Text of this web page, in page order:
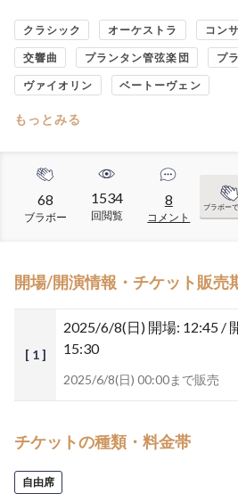
クラシック オーケストラ コン
交響曲 プランタン管弦楽団 プ
ヴァイオリン ベートーヴェン
もっとみる
68
ブラボー
1534
回閲覧
8
コメント
ブラボー
開場/開演情報・チケット販売
[ 1 ]
2025/6/8(日) 開場: 12:45 /
15:30
2025/6/8(日) 00:00まで販売
チケットの種類・料金帯
自由席